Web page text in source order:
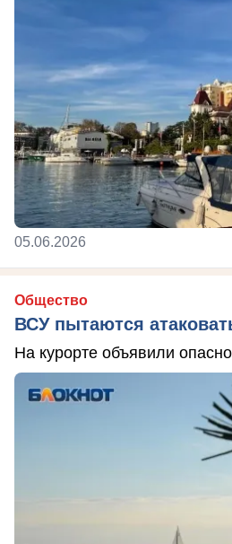
05.06.2026
Общество
ВСУ пытаются
На курорте объявили